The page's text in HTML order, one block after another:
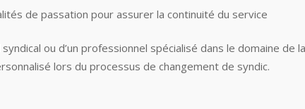
de passation pour assurer la continuité du service
ou d’un professionnel spécialisé dans le domaine de la
lors du processus de changement de syndic.